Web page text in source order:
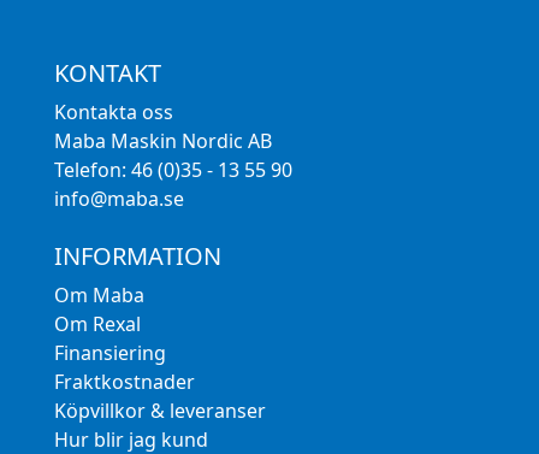
KONTAKT
Kontakta oss
Maba Maskin Nordic AB
Telefon: 46 (0)35 - 13 55 90
info@maba.se
INFORMATION
Om Maba
Om Rexal
Finansiering
Fraktkostnader
Köpvillkor & leveranser
Hur blir jag kund